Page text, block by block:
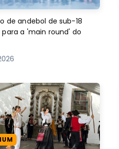
de andebol de sub-18
a 'main round' do